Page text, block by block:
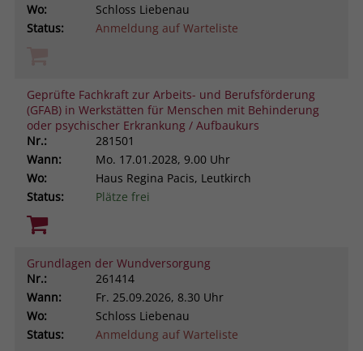
Wo:
Schloss Liebenau
Status:
Anmeldung auf Warteliste
Geprüfte Fachkraft zur Arbeits- und Berufsförderung
(GFAB) in Werkstätten für Menschen mit Behinderung
oder psychischer Erkrankung / Aufbaukurs
Nr.:
281501
Wann:
Mo. 17.01.2028, 9.00 Uhr
Wo:
Haus Regina Pacis, Leutkirch
Status:
Plätze frei
Grundlagen der Wundversorgung
Nr.:
261414
Wann:
Fr. 25.09.2026, 8.30 Uhr
Wo:
Schloss Liebenau
Status:
Anmeldung auf Warteliste